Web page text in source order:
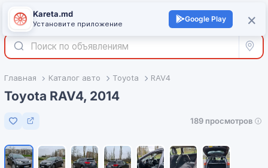
Войти +
Все
Главная Каталог авто Toyota RAV4
Toyota RAV4, 2014
Добавить в избранное
189 просмотров
×
Kareta.md
Установите приложение
Google Play